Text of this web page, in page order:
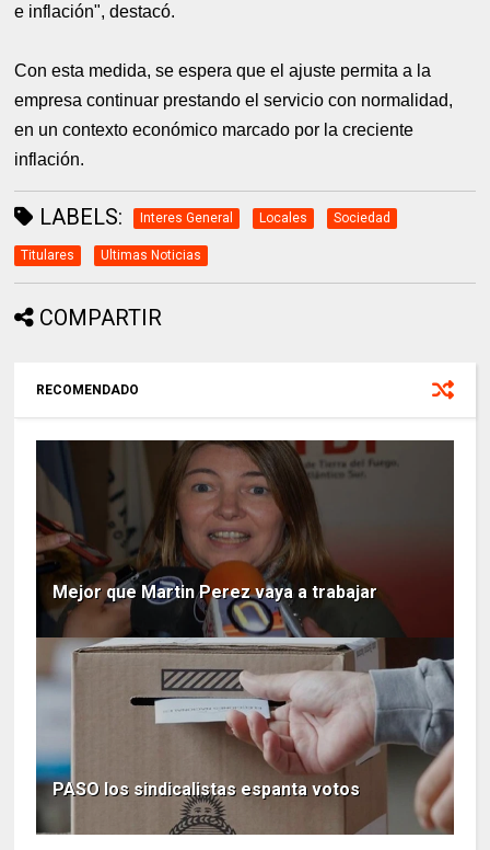
e inflación", destacó.
Con esta medida, se espera que el ajuste permita a la
empresa continuar prestando el servicio con normalidad,
en un contexto económico marcado por la creciente
inflación.
LABELS: Interes General Locales Sociedad
Titulares Ultimas Noticias
COMPARTIR
RECOMENDADO
Mejor que Martin Perez vaya a trabajar
PASO los sindicalistas espanta votos